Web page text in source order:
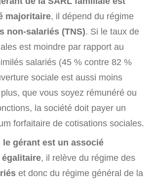
majoritaire, il dépend du régime
non-salariés (TNS). Si le taux de
est moindre par rapport au
salariés (45 % contre 82 %
sociale est aussi moins
que vous soyez rémunéré ou
la société doit payer un
forfaitaire de cotisations sociales.
le gérant est un associé
, il relève du régime des
et donc du régime général de la